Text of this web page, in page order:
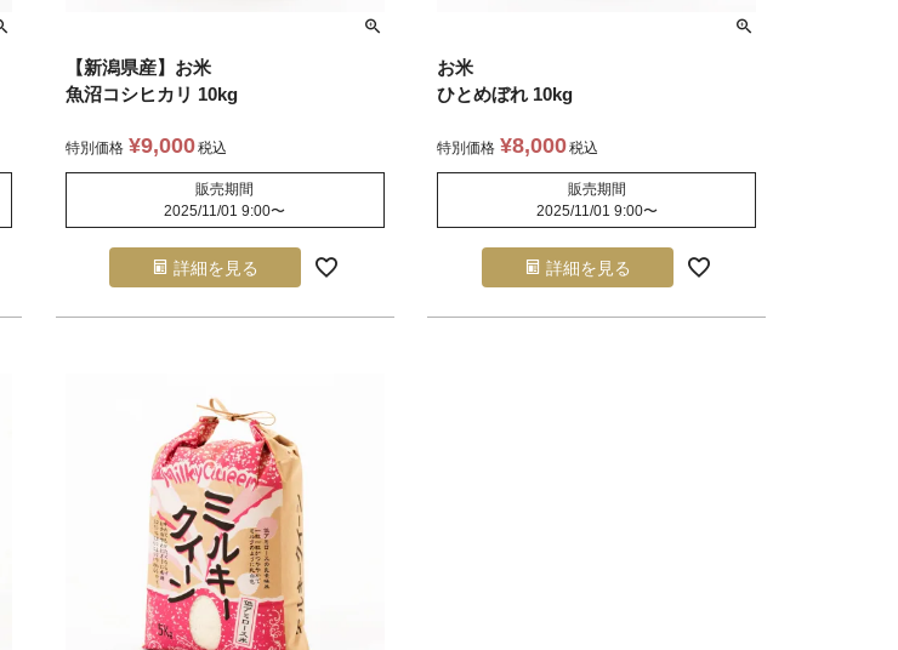
【新潟県産】お米
魚沼コシヒカリ 10kg
特別価格 ¥9,000税込
販売期間
2025/11/01 9:00〜
詳細を見る
お米
ひとめぼれ 10kg
特別価格 ¥8,000税込
販売期間
2025/11/01 9:00〜
詳細を見る